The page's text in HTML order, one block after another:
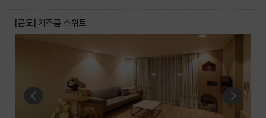
[콘도] 키즈룸 스위트